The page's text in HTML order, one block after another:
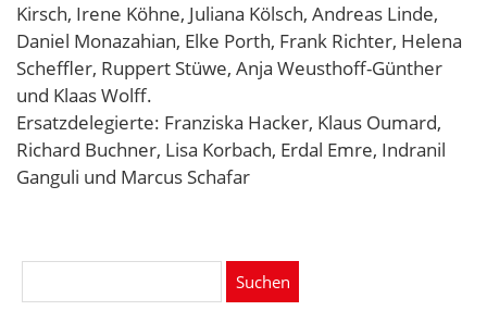
Kirsch, Irene Köhne, Juliana Kölsch, Andreas Linde,
Daniel Monazahian, Elke Porth, Frank Richter, Helena
Scheffler, Ruppert Stüwe, Anja Weusthoff-Günther
und Klaas Wolff.
Ersatzdelegierte: Franziska Hacker, Klaus Oumard,
Richard Buchner, Lisa Korbach, Erdal Emre, Indranil
Ganguli und Marcus Schafar